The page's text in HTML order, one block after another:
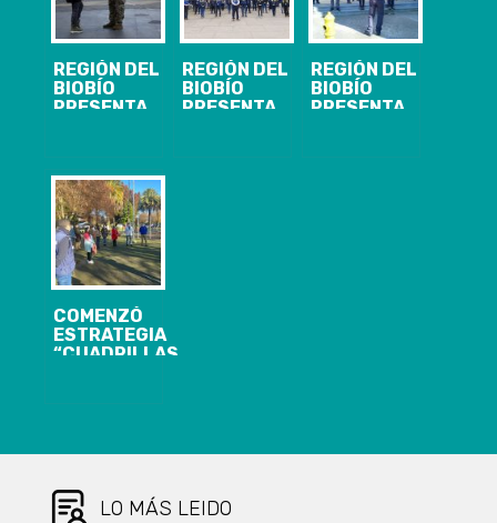
REGIÓN DEL
BIOBÍO
PRESENTA
ACUMULADOS
Y 2.146
ACTIVOS DE
COVID-19
REGIÓN DEL
BIOBÍO
PRESENTA
REGIÓN DEL
BIOBÍO
PRESENTA
COMENZÓ
ESTRATEGIA
“CUADRILLAS
LA
COMUNIDAD
LO MÁS LEIDO